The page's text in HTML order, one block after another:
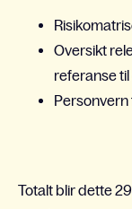
Oversikt
referanse
Totalt blir dette